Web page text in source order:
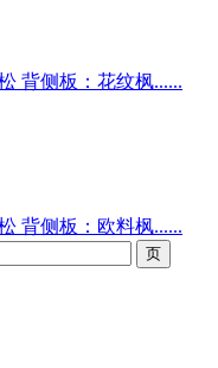
背侧板：花纹枫......
背侧板：欧料枫......